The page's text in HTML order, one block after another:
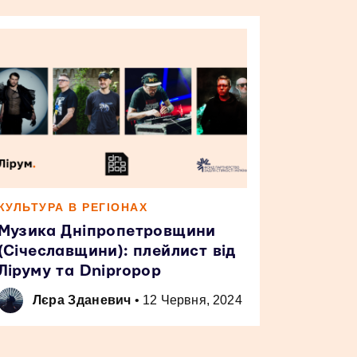
В РЕГІОНАХ
Дніпропетровщини
плейлист від
та Dnipropop
Лєра Зданевич • 12 Червня, 2024